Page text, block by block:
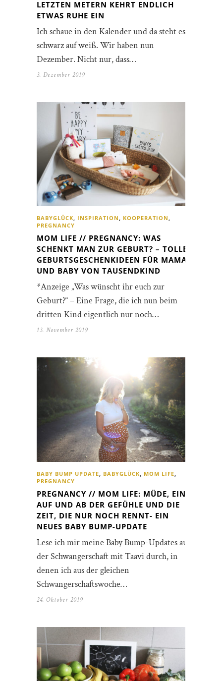
LETZTEN METERN KEHRT ENDLICH
ETWAS RUHE EIN
Ich schaue in den Kalender und da steht es,
schwarz auf weiß. Wir haben nun
Dezember. Nicht nur, dass…
3. Dezember 2019
BABYGLÜCK, INSPIRATION, KOOPERATION,
PREGNANCY
MOM LIFE // PREGNANCY: WAS
SCHENKT MAN ZUR GEBURT? – TOLLE
GEBURTSGESCHENKIDEEN FÜR MAMA
UND BABY VON TAUSENDKIND
*Anzeige „Was wünscht ihr euch zur
Geburt?“ – Eine Frage, die ich nun beim
dritten Kind eigentlich nur noch…
13. November 2019
BABY BUMP UPDATE BABYGLÜCK MOM LIFE
PREGNANCY
PREGNANCY // MOM LIFE: MÜDE, EIN
AUF UND AB DER GEFÜHLE UND DIE
ZEIT, DIE NUR NOCH RENNT- EIN
NEUES BABY BUMP-UPDATE
Lese ich mir meine Baby Bump-Updates aus
der Schwangerschaft mit Taavi durch, in
denen ich aus der gleichen
Schwangerschaftswoche…
24. Oktober 2019